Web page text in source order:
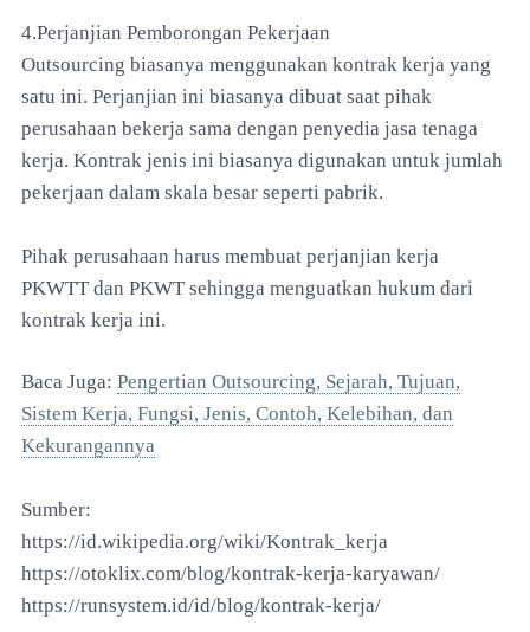
4.Perjanjian Pemborongan Pekerjaan
Outsourcing biasanya menggunakan kontrak kerja yang
satu ini. Perjanjian ini biasanya dibuat saat pihak
perusahaan bekerja sama dengan penyedia jasa tenaga
kerja. Kontrak jenis ini biasanya digunakan untuk jumlah
pekerjaan dalam skala besar seperti pabrik.
Pihak perusahaan harus membuat perjanjian kerja
PKWTT dan PKWT sehingga menguatkan hukum dari
kontrak kerja ini.
Baca Juga: Pengertian Outsourcing, Sejarah, Tujuan,
Sistem Kerja, Fungsi, Jenis, Contoh, Kelebihan, dan
Kekurangannya
Sumber:
https://id.wikipedia.org/wiki/Kontrak_kerja
https://otoklix.com/blog/kontrak-kerja-karyawan/
https://runsystem.id/id/blog/kontrak-kerja/